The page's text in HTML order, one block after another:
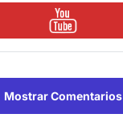
Mostrar Comentarios